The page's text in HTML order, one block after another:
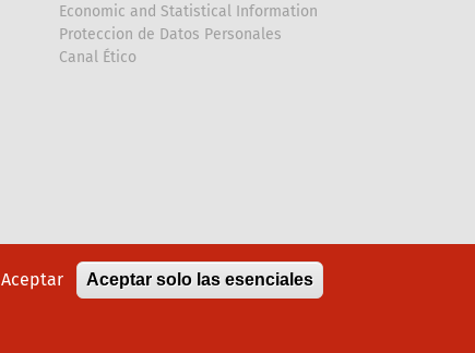
Economic and Statistical Information
Proteccion de Datos Personales
Canal Ético
Aceptar Aceptar solo las esenciales